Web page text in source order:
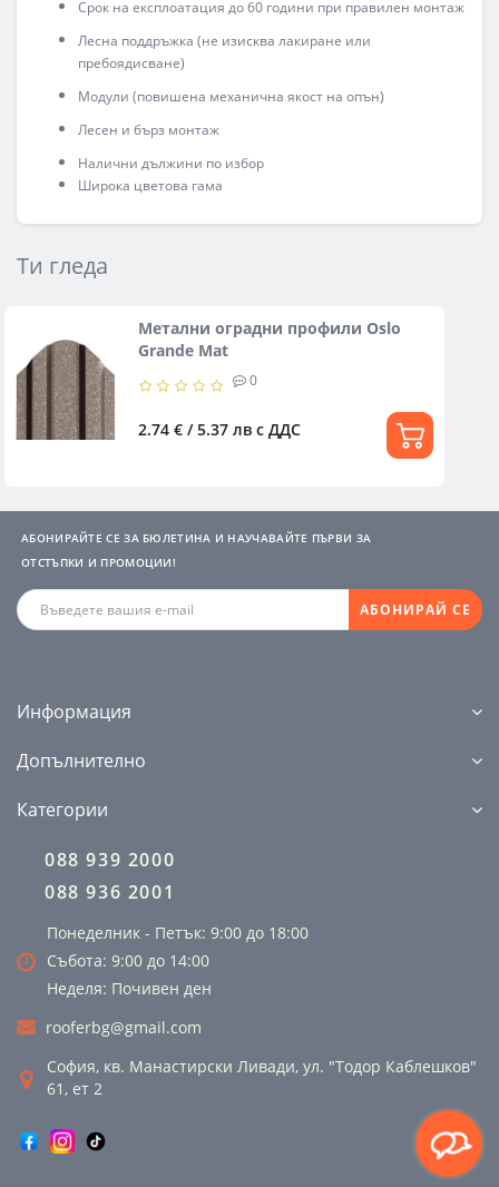
Срок на експлоатация до 60 години при правилен монтаж
Лесна поддръжка (не изисква лакиране или
пребоядисване)
Модули (повишена механична якост на опън)
Лесен и бърз монтаж
Налични дължини по избор
Широка цветова гама
Ти гледа
Метални оградни профили Oslo
Grande Mat
0
2.74 € / 5.37 лв с ДДС
АБОНИРАЙТЕ СЕ ЗА БЮЛЕТИНА И НАУЧАВАЙТЕ ПЪРВИ ЗА
ОТСТЪПКИ И ПРОМОЦИИ!
АБОНИРАЙ СЕ
Информация
Допълнително
Категории
088 939 2000
088 936 2001
Понеделник - Петък: 9:00 до 18:00
Събота: 9:00 до 14:00
Неделя: Почивен ден
rooferbg@gmail.com
София, кв. Манастирски Ливади, ул. "Тодор Каблешков"
61, ет 2